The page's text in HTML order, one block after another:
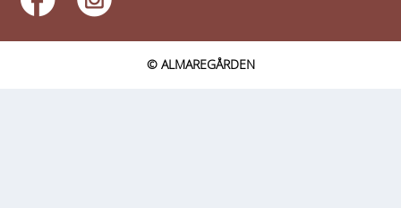
© ALMAREGÅRDEN